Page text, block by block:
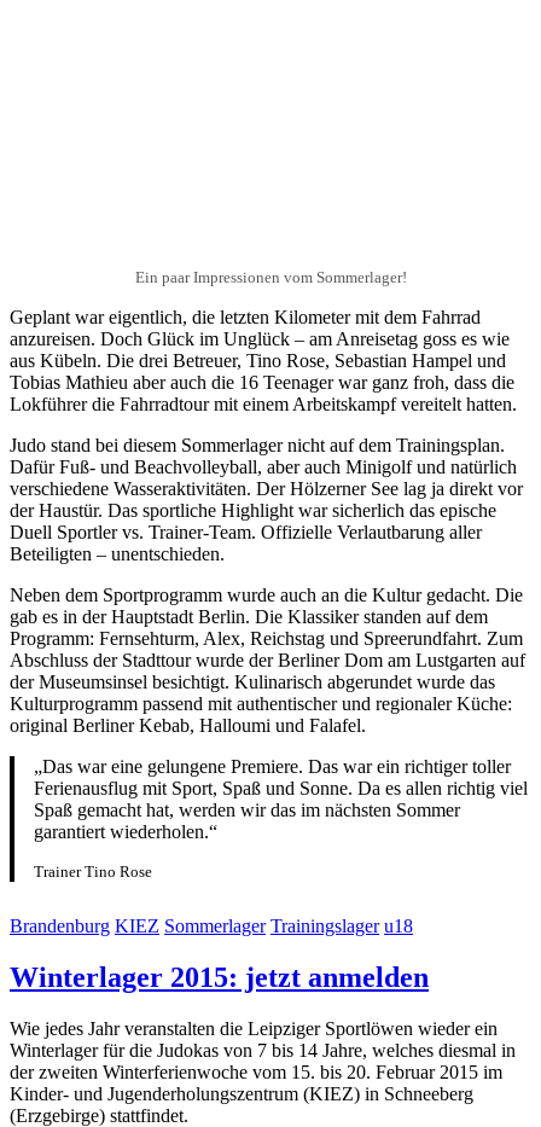
Ein paar Impressionen vom Sommerlager!
Geplant war eigentlich, die letzten Kilometer mit dem Fahrrad
anzureisen. Doch Glück im Unglück – am Anreisetag goss es wie
aus Kübeln. Die drei Betreuer, Tino Rose, Sebastian Hampel und
Tobias Mathieu aber auch die 16 Teenager war ganz froh, dass die
Lokführer die Fahrradtour mit einem Arbeitskampf vereitelt hatten.
Judo stand bei diesem Sommerlager nicht auf dem Trainingsplan.
Dafür Fuß- und Beachvolleyball, aber auch Minigolf und natürlich
verschiedene Wasseraktivitäten. Der Hölzerner See lag ja direkt vor
der Haustür. Das sportliche Highlight war sicherlich das epische
Duell Sportler vs. Trainer-Team. Offizielle Verlautbarung aller
Beteiligten – unentschieden.
Neben dem Sportprogramm wurde auch an die Kultur gedacht. Die
gab es in der Hauptstadt Berlin. Die Klassiker standen auf dem
Programm: Fernsehturm, Alex, Reichstag und Spreerundfahrt. Zum
Abschluss der Stadttour wurde der Berliner Dom am Lustgarten auf
der Museumsinsel besichtigt. Kulinarisch abgerundet wurde das
Kulturprogramm passend mit authentischer und regionaler Küche:
original Berliner Kebab, Halloumi und Falafel.
„Das war eine gelungene Premiere. Das war ein richtiger toller
Ferienausflug mit Sport, Spaß und Sonne. Da es allen richtig viel
Spaß gemacht hat, werden wir das im nächsten Sommer
garantiert wiederholen.“
Trainer Tino Rose
Brandenburg KIEZ Sommerlager Trainingslager u18
Winterlager 2015: jetzt anmelden
Wie jedes Jahr veranstalten die Leipziger Sportlöwen wieder ein
Winterlager für die Judokas von 7 bis 14 Jahre, welches diesmal in
der zweiten Winterferienwoche vom 15. bis 20. Februar 2015 im
Kinder- und Jugenderholungszentrum (KIEZ) in Schneeberg
(Erzgebirge) stattfindet.